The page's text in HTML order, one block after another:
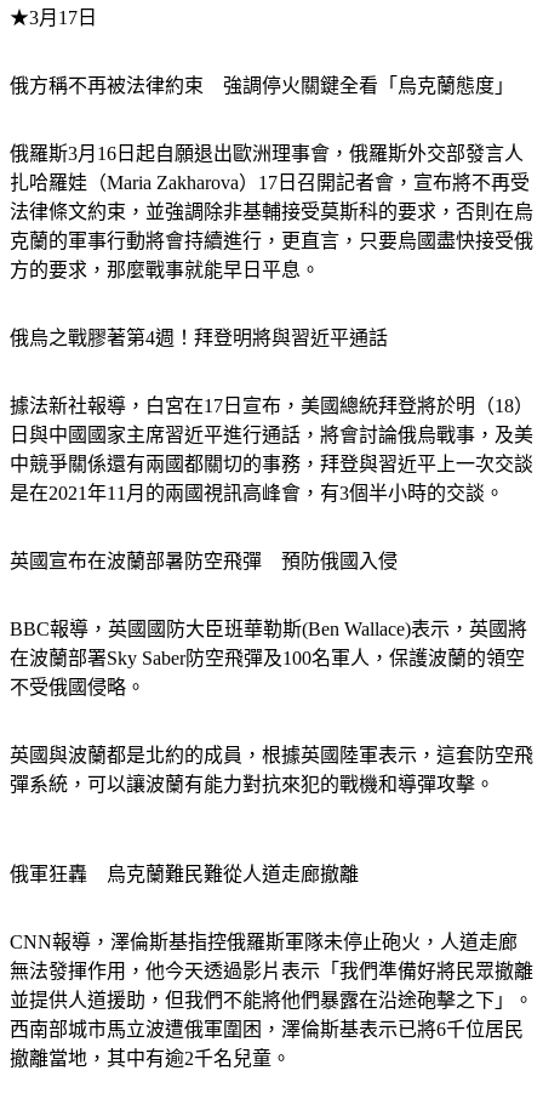
★3月17日
俄方稱不再被法律約束　強調停火關鍵全看「烏克蘭態度」
俄羅斯3月16日起自願退出歐洲理事會，俄羅斯外交部發言人
扎哈羅娃（Maria Zakharova）17日召開記者會，宣布將不再受
法律條文約束，並強調除非基輔接受莫斯科的要求，否則在烏
克蘭的軍事行動將會持續進行，更直言，只要烏國盡快接受俄
方的要求，那麼戰事就能早日平息。
俄烏之戰膠著第4週！拜登明將與習近平通話
據法新社報導，白宮在17日宣布，美國總統拜登將於明（18）
日與中國國家主席習近平進行通話，將會討論俄烏戰事，及美
中競爭關係還有兩國都關切的事務，拜登與習近平上一次交談
是在2021年11月的兩國視訊高峰會，有3個半小時的交談。
英國宣布在波蘭部暑防空飛彈　預防俄國入侵
BBC報導，英國國防大臣班華勒斯(Ben Wallace)表示，英國將
在波蘭部署Sky Saber防空飛彈及100名軍人，保護波蘭的領空
不受俄國侵略。
英國與波蘭都是北約的成員，根據英國陸軍表示，這套防空飛
彈系統，可以讓波蘭有能力對抗來犯的戰機和導彈攻擊。
俄軍狂轟　烏克蘭難民難從人道走廊撤離
CNN報導，澤倫斯基指控俄羅斯軍隊未停止砲火，人道走廊
無法發揮作用，他今天透過影片表示「我們準備好將民眾撤離
並提供人道援助，但我們不能將他們暴露在沿途砲擊之下」。
西南部城市馬立波遭俄軍圍困，澤倫斯基表示已將6千位居民
撤離當地，其中有逾2千名兒童。